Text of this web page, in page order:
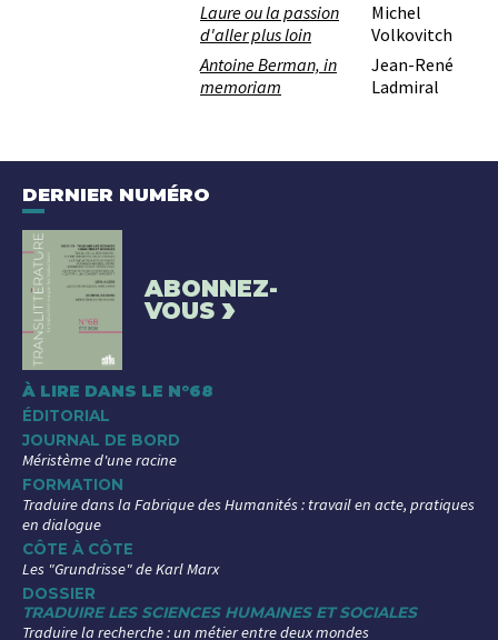
Laure ou la passion
d'aller plus loin
Michel
Volkovitch
Antoine Berman, in
memoriam
Jean-René
Ladmiral
DERNIER NUMÉRO
ABONNEZ-
VOUS ›
À LIRE DANS LE N°68
ÉDITORIAL
JOURNAL DE BORD
Méristème d'une racine
FORMATION
Traduire dans la Fabrique des Humanités : travail en acte, pratiques
en dialogue
CÔTE À CÔTE
Les "Grundrisse" de Karl Marx
DOSSIER
TRADUIRE LES SCIENCES HUMAINES ET SOCIALES
Traduire la recherche : un métier entre deux mondes